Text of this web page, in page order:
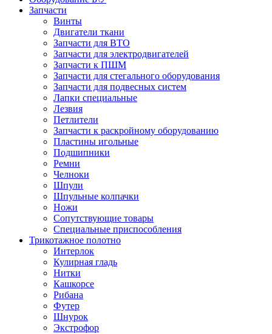
Запчасти
Винты
Двигатели ткани
Запчасти для ВТО
Запчасти для электродвигателей
Запчасти к ПШМ
Запчасти для стегального оборудования
Запчасти для подвесных систем
Лапки специальные
Лезвия
Петлители
Запчасти к раскройному оборудованию
Пластины игольные
Подшипники
Ремни
Челноки
Шпули
Шпульные колпачки
Ножи
Сопутствующие товары
Специальные приспособления
Трикотажное полотно
Интерлок
Кулирная гладь
Нитки
Кашкорсе
Рибана
Футер
Шнурок
Экстрофор